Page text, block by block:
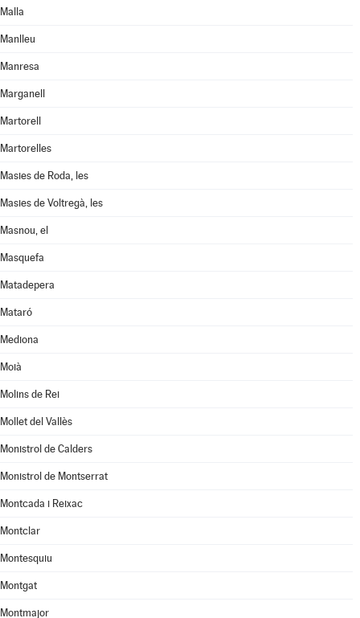
Malla
Manlleu
Manresa
Marganell
Martorell
Martorelles
Masies de Roda, les
Masies de Voltregà, les
Masnou, el
Masquefa
Matadepera
Mataró
Mediona
Moià
Molins de Rei
Mollet del Vallès
Monistrol de Calders
Monistrol de Montserrat
Montcada i Reixac
Montclar
Montesquiu
Montgat
Montmajor